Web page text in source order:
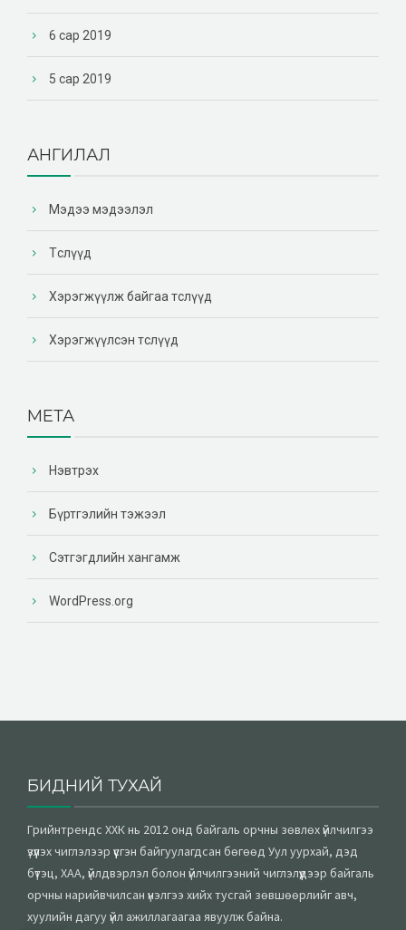
6 сар 2019
5 сар 2019
АНГИЛАЛ
Мэдээ мэдээлэл
Төслүүд
Хэрэгжүүлж байгаа төслүүд
Хэрэгжүүлсэн төслүүд
МЕТА
Нэвтрэх
Бүртгэлийн тэжээл
Сэтгэгдлийн хангамж
WordPress.org
БИДНИЙ ТУХАЙ
Грийнтрендс ХХК нь 2012 онд байгаль орчны зөвлөх үйлчилгээ
үзүүлэх чиглэлээр үүсгэн байгуулагдсан бөгөөд Уул уурхай, дэд
бүтэц, ХАА, үйлдвэрлэл болон үйлчилгээний чиглэлүүдээр байгаль
орчны нарийвчилсан үнэлгээ хийх тусгай зөвшөөрлийг авч,
хуулийн дагуу үйл ажиллагаагаа явуулж байна.